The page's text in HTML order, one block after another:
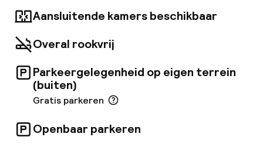
Aansluitende kamers beschikbaar
Overal rookvrij
Parkeergelegenheid op eigen terrein
(buiten)
Gratis parkeren
Openbaar parkeren